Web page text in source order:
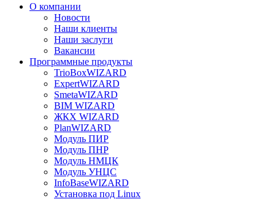
О компании
Новости
Наши клиенты
Наши заслуги
Вакансии
Программные продукты
TrioBoxWIZARD
ExpertWIZARD
SmetaWIZARD
BIM WIZARD
ЖКХ WIZARD
PlanWIZARD
Модуль ПИР
Модуль ПНР
Модуль НМЦК
Модуль УНЦС
InfoBaseWIZARD
Установка под Linux